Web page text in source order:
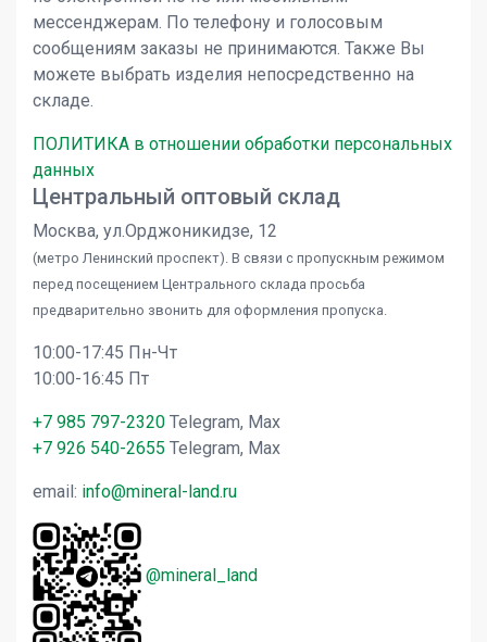
мессенджерам. По телефону и голосовым
сообщениям заказы не принимаются. Также Вы
можете выбрать изделия непосредственно на
складе.
ПОЛИТИКА в отношении обработки персональных
данных
Центральный оптовый склад
Москва, ул.Орджоникидзе, 12
(метро Ленинский проспект). В связи с пропускным режимом
перед посещением Центрального склада просьба
предварительно звонить для оформления пропуска.
10:00-17:45 Пн-Чт
10:00-16:45 Пт
+7 985 797-2320 Telegram, Max
+7 926 540-2655 Telegram, Max
email: info@mineral-land.ru
@mineral_land